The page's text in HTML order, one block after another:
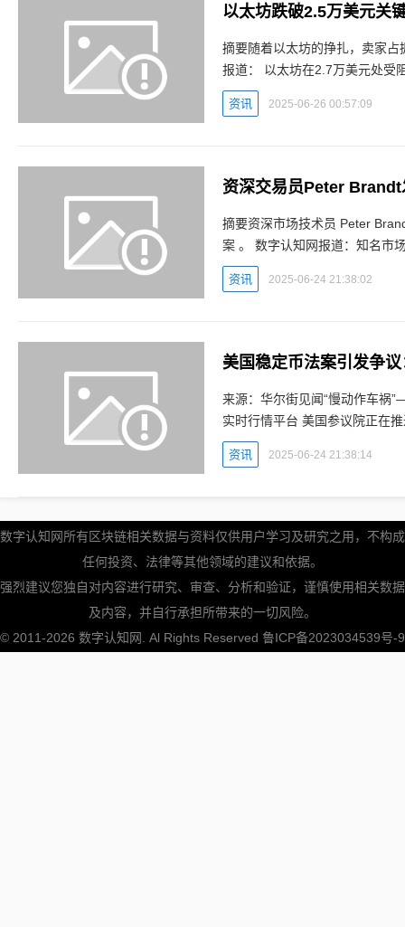
以太坊跌破2.5万美元关
摘要随着以太坊的挣扎，卖家
报道： 以太坊在2.7万美元处受阻后跌至2,476美元，24小时跌幅达3.05%。现货市场显示
——卖出113.1K ETH，买入90K
资讯 2025-06-26 00:57:09
资深交易员Peter
摘要资深市场技术员 Peter
案 。 数字认知网报道：知名市
题：在 XRP 和 Solana（
资讯 2025-06-24 21:38:02
美国稳定币法案引发争
来源：华尔街见闻“慢动作车祸
实时行情平台 美国参议院正在推进一项具有里程碑意义的加密货币法案，名为“稳定币统一标
准保障法案”(GENIUS)，旨在为
资讯 2025-06-24 21:38:14
数字认知网所有区块链相关数据与资料仅供用户学习及研究之用，不构成
任何投资、法律等其他领域的建议和依据。
强烈建议您独自对内容进行研究、审查、分析和验证，谨慎使用相关数据
及内容，并自行承担所带来的一切风险。
© 2011-2026 数字认知网 . Al Rights Reserved 鲁ICP备2023034539号-9